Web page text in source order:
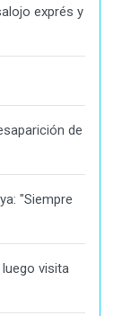
exprés y
de
"Siempre
visita